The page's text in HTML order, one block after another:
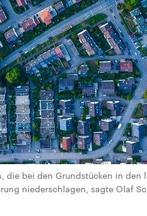
die bei den Grundstücken in
niederschlagen, sagte Olaf